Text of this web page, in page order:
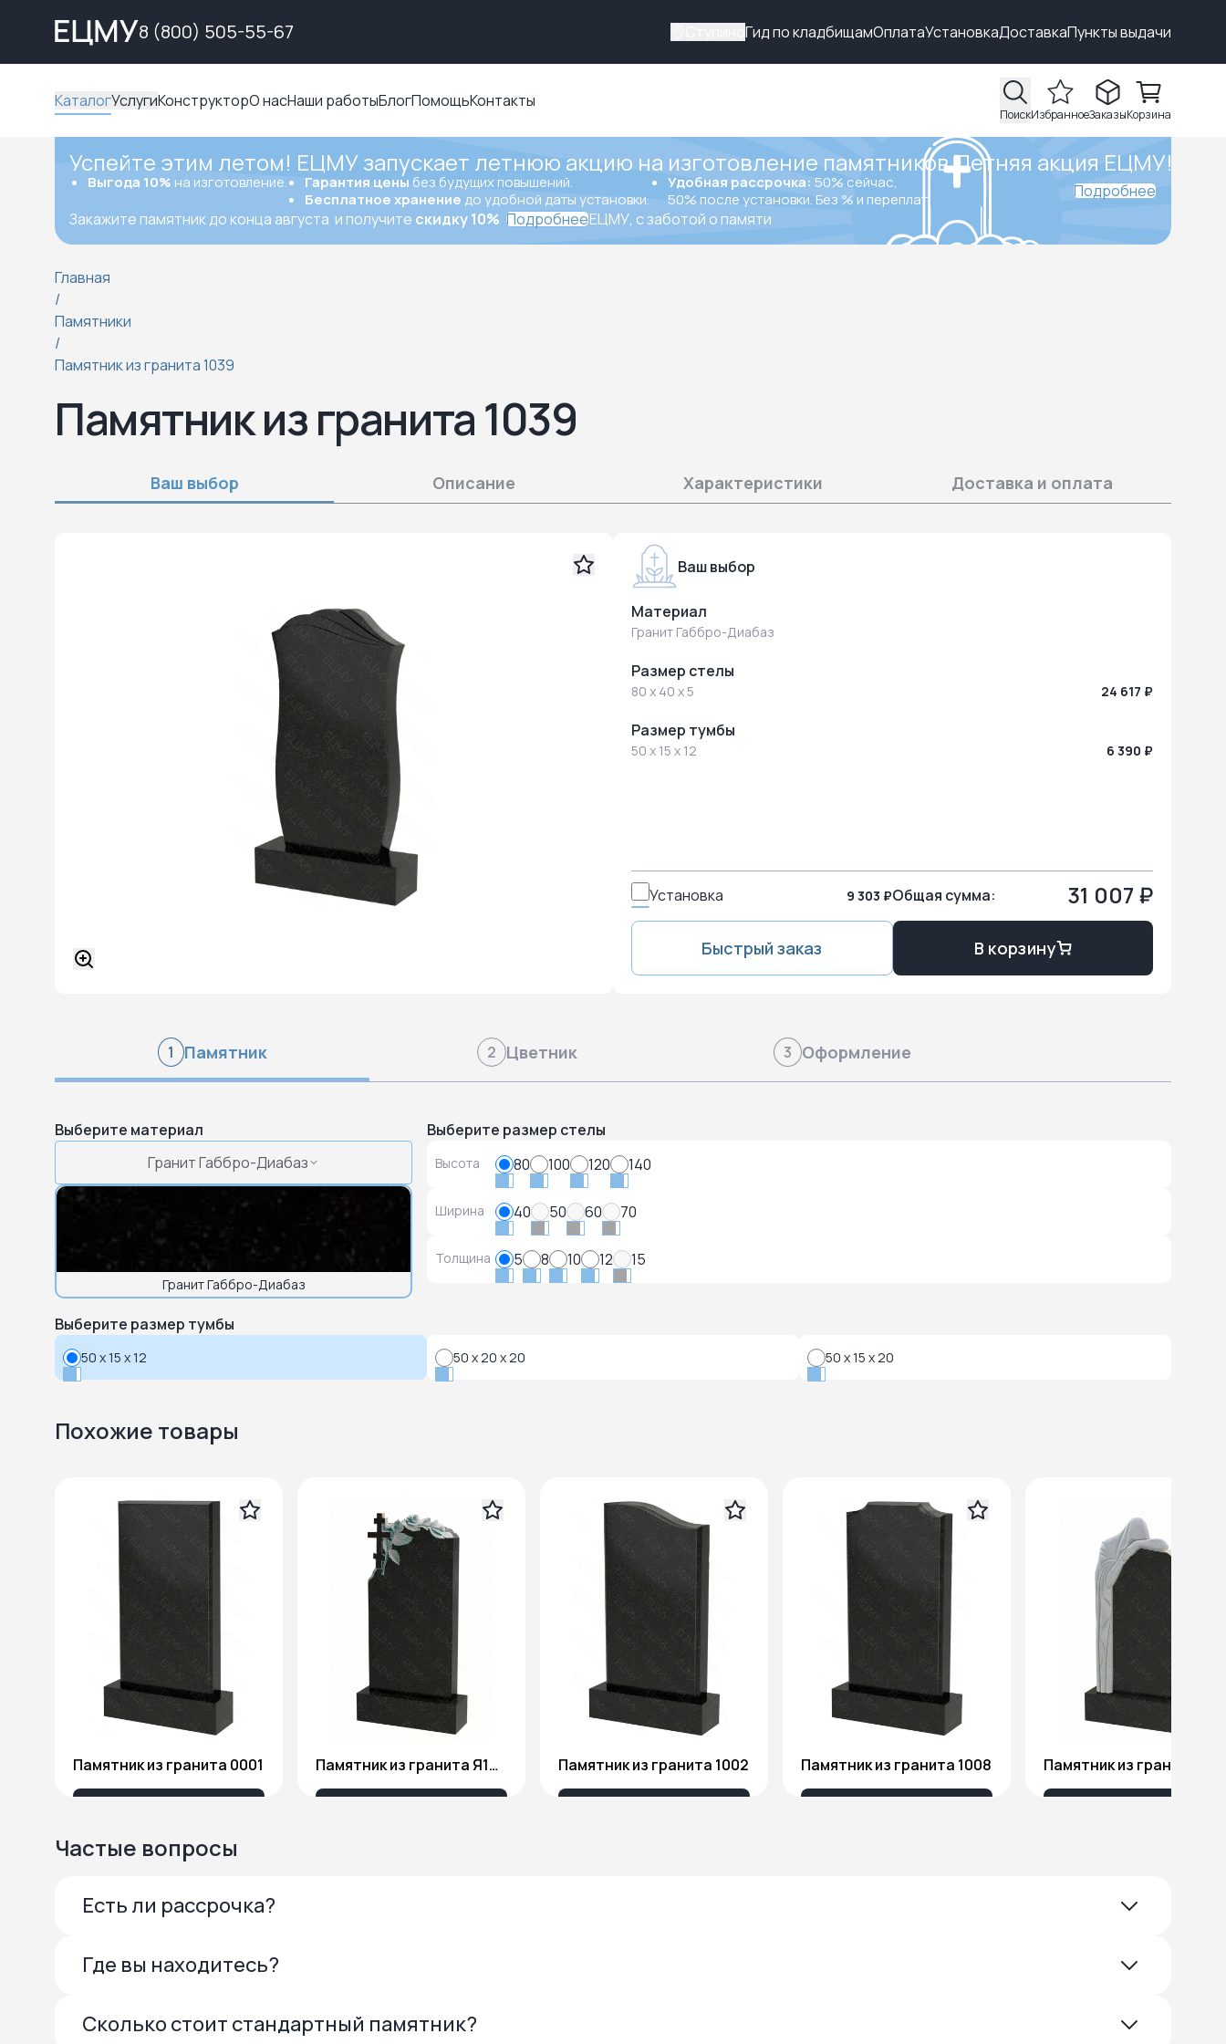
8 (800) 505-55-67 Гид по кладбищамОплатаУстановкаДоставкаПункты выдачи
КаталогУслугиКонструкторО насНаши работыБлогПомощьКонтакты
ПоискИзбранноеЗаказыКорзина
Успейте этим летом! ЕЦМУ запускает летнюю акцию на изготовление памятников.Летняя акция ЕЦМУ!
Выгода 10% на изготовление. Гарантия цены без будущих повышений.
Бесплатное хранение до удобной даты установки.
Удобная рассрочка: 50% сейчас,
50% после установки. Без % и переплат.
Закажите памятник до конца августа и получите скидку 10% ПодробнееЕЦМУ, с заботой о памяти
Подробнее
Главная
/
Памятники
/
Памятник из гранита 1039
Памятник из гранита 1039
Ваш выбор Описание Характеристики Доставка и оплата
Ваш выбор
Материал
Гранит Габбро-Диабаз
Размер стелы
80 x 40 x 5 24 617 ₽
Размер тумбы
50 x 15 x 12 6 390 ₽
Установка 9 303 ₽Общая сумма: 31 007 ₽
Быстрый заказ В корзину
1 Памятник 2 Цветник 3 Оформление
Выберите материал
Гранит Габбро-Диабаз
Гранит Габбро-Диабаз
Выберите размер стелы
Высота 80 100 120 140
Ширина 40 50 60 70
Толщина 5 8 10 12 15
Выберите размер тумбы
50 x 15 x 12 50 x 20 x 20 50 x 15 x 20
Похожие товары
Памятник из гранита 0001 Памятник из гранита Я1806 Памятник из гранита 1002 Памятник из гранита 1008
Частые вопросы
Есть ли рассрочка?
Где вы находитесь?
Сколько стоит стандартный памятник?